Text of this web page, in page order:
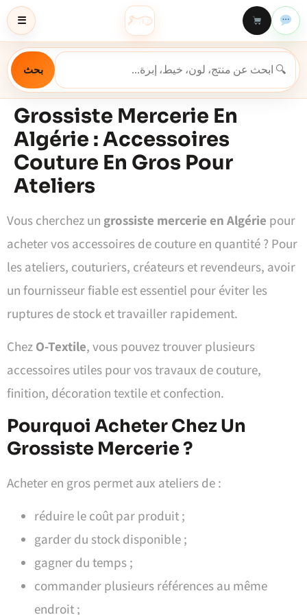
☰
بحث
Grossiste Mercerie En
Algérie : Accessoires
Couture En Gros Pour
Ateliers
Vous cherchez un grossiste mercerie en Algérie pour
acheter vos accessoires de couture en quantité ? Pour
les ateliers, couturiers, créateurs et revendeurs, avoir
un fournisseur fiable est essentiel pour éviter les
ruptures de stock et travailler rapidement.
Chez O-Textile, vous pouvez trouver plusieurs
accessoires utiles pour vos travaux de couture,
finition, décoration textile et confection.
Pourquoi Acheter Chez Un
Grossiste Mercerie ?
Acheter en gros permet aux ateliers de :
réduire le coût par produit ;
garder du stock disponible ;
gagner du temps ;
commander plusieurs références au même
endroit ;